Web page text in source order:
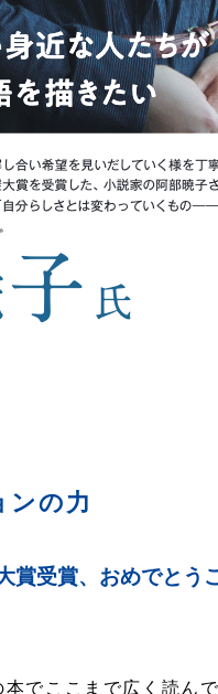
ンの力
賞受賞、おめでとう
でここまで広く読ん